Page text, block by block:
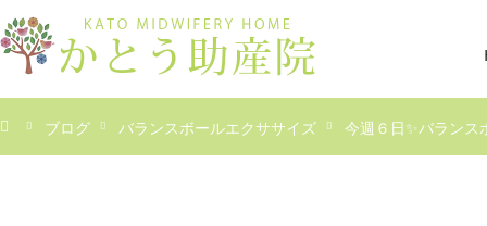
ブログ バランスボールエクササイズ 今週６日✨バラン